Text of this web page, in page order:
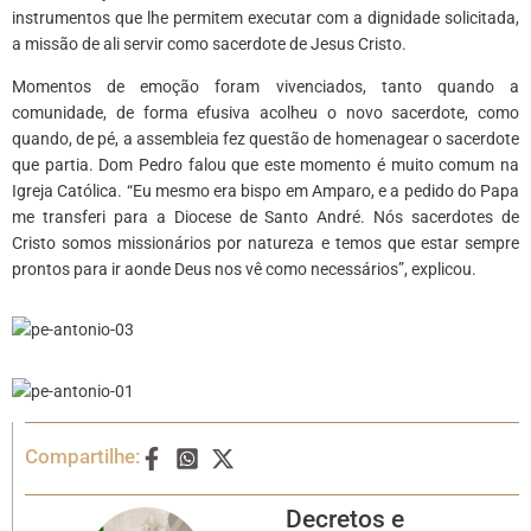
instrumentos que lhe permitem executar com a dignidade solicitada,
a missão de ali servir como sacerdote de Jesus Cristo.
Momentos de emoção foram vivenciados, tanto quando a
comunidade, de forma efusiva acolheu o novo sacerdote, como
quando, de pé, a assembleia fez questão de homenagear o sacerdote
que partia. Dom Pedro falou que este momento é muito comum na
Igreja Católica. “Eu mesmo era bispo em Amparo, e a pedido do Papa
me transferi para a Diocese de Santo André. Nós sacerdotes de
Cristo somos missionários por natureza e temos que estar sempre
prontos para ir aonde Deus nos vê como necessários”, explicou.
Compartilhe:
Decretos e